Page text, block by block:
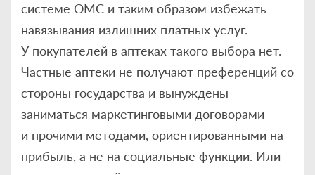
системе ОМС и таким образом избежать
навязывания излишних платных услуг.
У покупателей в аптеках такого выбора нет.
Частные аптеки не получают преференций со
стороны государства и вынуждены
заниматься маркетинговыми договорами
и прочими методами, ориентированными на
прибыль, а не на социальные функции. Или